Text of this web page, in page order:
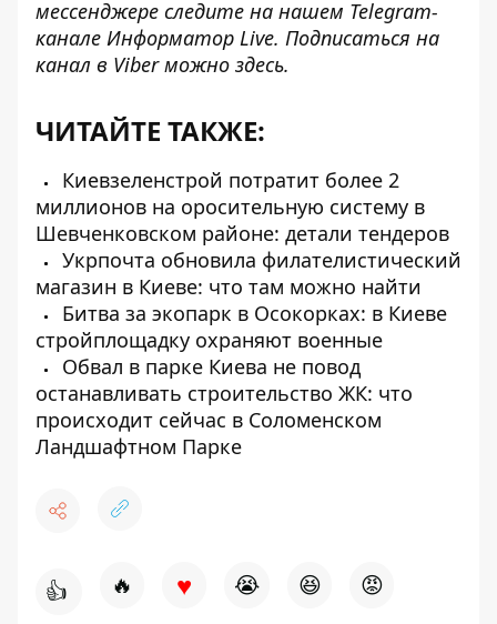
мессенджере следите на нашем Telegram-
канале Информатор Live. Подписаться на
канал в Viber можно здесь.
ЧИТАЙТЕ ТАКЖЕ:
Киевзеленстрой потратит более 2
миллионов на оросительную систему в
Шевченковском районе: детали тендеров
Укрпочта обновила филателистический
магазин в Киеве: что там можно найти
Битва за экопарк в Осокорках: в Киеве
стройплощадку охраняют военные
Обвал в парке Киева не повод
останавливать строительство ЖК: что
происходит сейчас в Соломенском
Ландшафтном Парке
👍 🔥 ♥ 😭 😆 😡